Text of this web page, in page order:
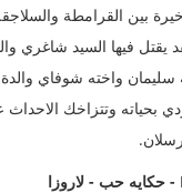
الاخيرة بين القرامطة
يقتل فيها السيد شاغري
واخته شوفاي
بحياته وتتزاخك
حكايه حب - لاروزا